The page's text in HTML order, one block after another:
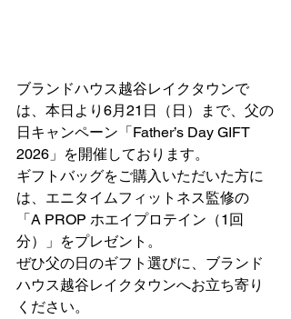
ブランドハウス越谷レイクタウンで
は、本日より6月21日（日）まで、父の
日キャンペーン「Father’s Day GIFT
2026」を開催しております。
ギフトバッグをご購入いただいた方に
は、エニタイムフィットネス監修の
「A PROP ホエイプロテイン（1回
分）」をプレゼント。
ぜひ父の日のギフト選びに、ブランド
ハウス越谷レイクタウンへお立ち寄り
ください。